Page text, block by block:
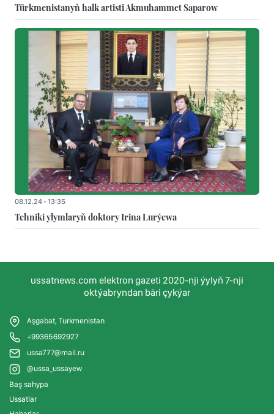
Türkmenistanyň halk artisti Akmuhammet Saparow
08.12.24 - 13:35
Tehniki ylymlaryň doktory Irina Lurýewa
ussatnews.com elektron gazeti 2020-nji ýylyň 7-nji
oktýabryndan bäri çykýar
Aşgabat, Turkmenistan
+99365692927
ussa777@mail.ru
@ussa_ussayew
Baş sahypa
Ussatlar